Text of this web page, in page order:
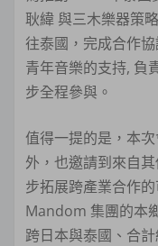
耿緯 與三木樂器策
往泰國，完成合作
青年音樂的支持, 負
步全程參與。
值得一提的是，本
外，也邀請到來自
步拓展跨產業合作
Mandom 集團的本
跨日本與泰國、合